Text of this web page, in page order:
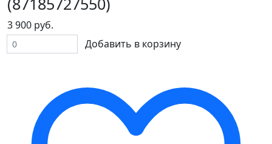
3 900 руб.
Добавить в корзину